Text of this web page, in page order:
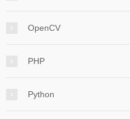
OpenCV
PHP
Python